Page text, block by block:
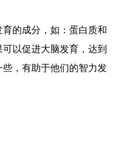
的成分，如：蛋白质和
以促进大脑发育，达到
，有助于他们的智力发